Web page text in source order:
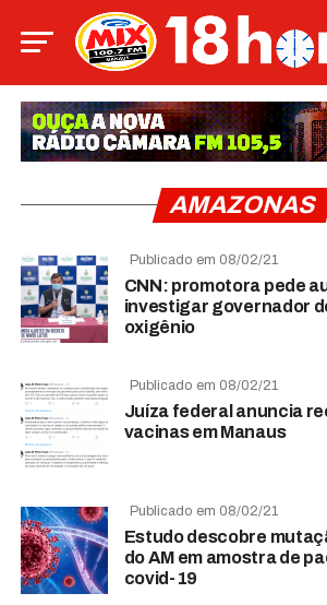
AMAZONAS
Publicado em 08/02/21
CNN: promotora pede
investigar governador
oxigênio
Publicado em 08/02/21
Juíza federal anuncia
vacinas em Manaus
Publicado em 08/02/21
Estudo descobre
do AM em amostra de
covid-19